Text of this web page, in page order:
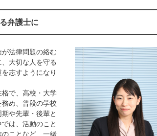
弁護士に
法律問題の絡む
大切な人を守る
志すようになり
で、高校・大学
め、普段の学校
や先輩・後輩と
は、活動のこと
ことなど、一緒